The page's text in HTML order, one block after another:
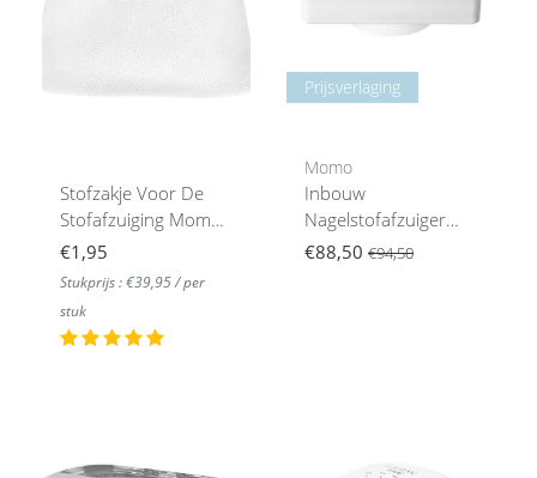
Stofzakje Voor De
Stofafzuiging Momo
S41
€1,95
Stukprijs : €39,95 / per
stuk
Prijsverlaging
Momo
Inbouw
Nagelstofafzuiger
Momo S-41
€88,50 €94,50